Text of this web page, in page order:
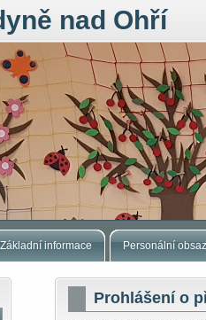
nad Ohří
Základní informace Personální
Prohlášení o